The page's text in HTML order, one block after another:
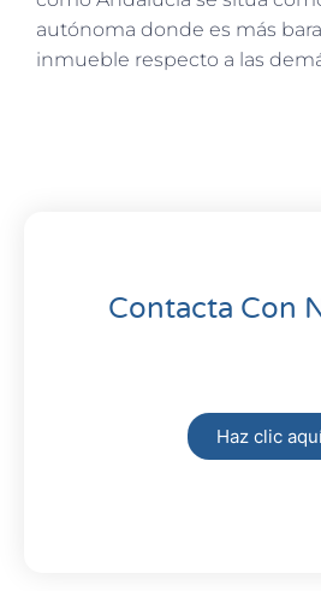
autónoma donde es más
inmueble respecto a las
Contacta Con
Haz clic